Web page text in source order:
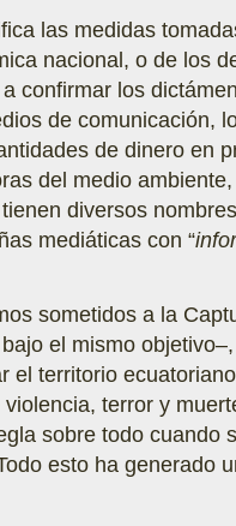
las medidas
nacional, o de los
confirmar los
de comunicación,
de dinero en
del medio
diversos
mediáticas con “
sometidos a la
el mismo
el territorio
terror y
sobre todo cuando
esto ha generado